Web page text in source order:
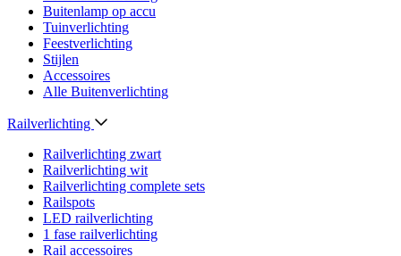
Buitenlamp op accu
Tuinverlichting
Feestverlichting
Stijlen
Accessoires
Alle Buitenverlichting
Railverlichting
Railverlichting zwart
Railverlichting wit
Railverlichting complete sets
Railspots
LED railverlichting
1 fase railverlichting
Rail accessoires